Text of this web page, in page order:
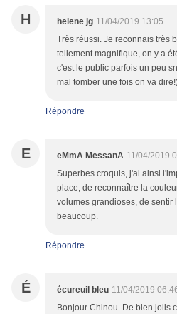
H helene jg 11/04/2019 13:05
Très réussi. Je reconnais très
tellement magnifique, on y a
c'est le public parfois un peu
mal tomber une fois on va
Répondre
E eMmA MessanA 11/04/2019
Superbes croquis, j'ai ainsi
place, de reconnaître la
volumes grandioses, de sentir
beaucoup.
Répondre
É écureuil bleu 11/04/2019
Bonjour Chinou. De bien jolis